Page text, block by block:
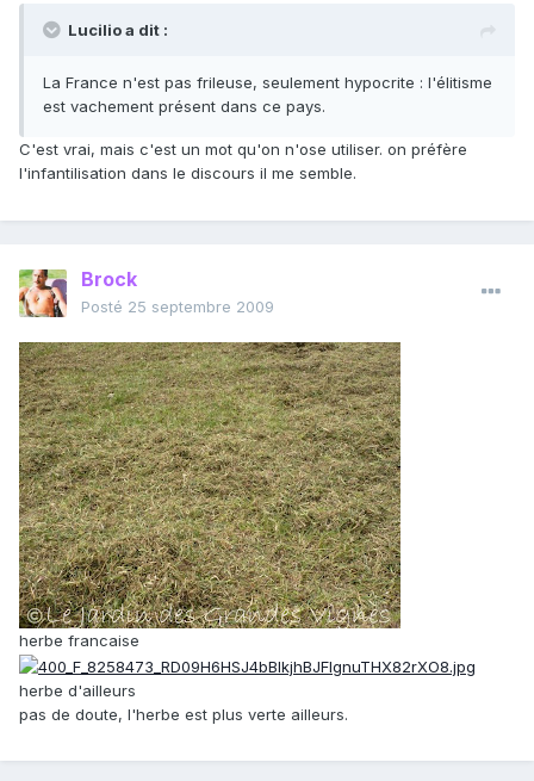
Lucilio a dit :
La France n'est pas frileuse, seulement hypocrite : l'élitisme
est vachement présent dans ce pays.
C'est vrai, mais c'est un mot qu'on n'ose utiliser. on préfère
l'infantilisation dans le discours il me semble.
Brock
Posté 25 septembre 2009
herbe francaise
herbe d'ailleurs
pas de doute, l'herbe est plus verte ailleurs.